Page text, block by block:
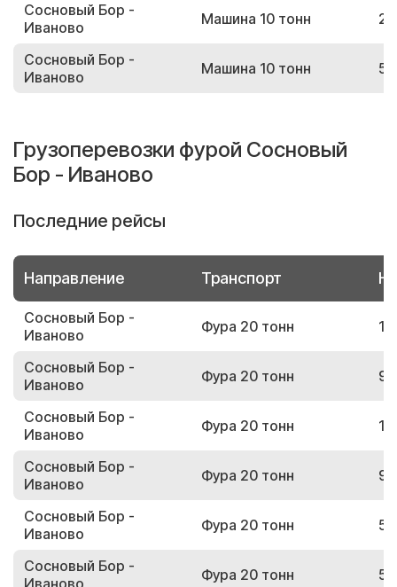
Сосновый Бор -
Иваново
Машина 10 тонн
Сосновый Бор -
Иваново
Машина 10 тонн
Грузоперевозки фурой Сосновый
Бор - Иваново
Последние рейсы
Направление Транспорт
Сосновый Бор -
Иваново
Фура 20 тонн
Сосновый Бор -
Иваново
Фура 20 тонн
Сосновый Бор -
Иваново
Фура 20 тонн
Сосновый Бор -
Иваново
Фура 20 тонн
Сосновый Бор -
Иваново
Фура 20 тонн
Сосновый Бор -
Иваново
Фура 20 тонн